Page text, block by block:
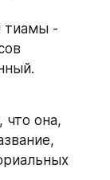
тиамы -
что она,